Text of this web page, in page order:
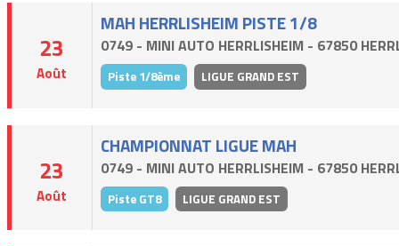
23
Août
MAH HERRLISHEIM PISTE 1/8
0749 - MINI AUTO HERRLISHEIM - 67850
Piste 1/8ème LIGUE GRAND EST
23
Août
CHAMPIONNAT LIGUE MAH
0749 - MINI AUTO HERRLISHEIM - 67850
Piste GT8 LIGUE GRAND EST